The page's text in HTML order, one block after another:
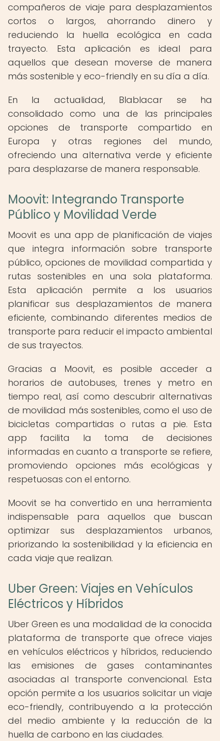
compañeros de viaje para desplazamientos
cortos o largos, ahorrando dinero y
reduciendo la huella ecológica en cada
trayecto. Esta aplicación es ideal para
aquellos que desean moverse de manera
más sostenible y eco-friendly en su día a día.
En la actualidad, Blablacar se ha
consolidado como una de las principales
opciones de transporte compartido en
Europa y otras regiones del mundo,
ofreciendo una alternativa verde y eficiente
para desplazarse de manera responsable.
Moovit: Integrando Transporte
Público y Movilidad Verde
Moovit es una app de planificación de viajes
que integra información sobre transporte
público, opciones de movilidad compartida y
rutas sostenibles en una sola plataforma.
Esta aplicación permite a los usuarios
planificar sus desplazamientos de manera
eficiente, combinando diferentes medios de
transporte para reducir el impacto ambiental
de sus trayectos.
Gracias a Moovit, es posible acceder a
horarios de autobuses, trenes y metro en
tiempo real, así como descubrir alternativas
de movilidad más sostenibles, como el uso de
bicicletas compartidas o rutas a pie. Esta
app facilita la toma de decisiones
informadas en cuanto a transporte se refiere,
promoviendo opciones más ecológicas y
respetuosas con el entorno.
Moovit se ha convertido en una herramienta
indispensable para aquellos que buscan
optimizar sus desplazamientos urbanos,
priorizando la sostenibilidad y la eficiencia en
cada viaje que realizan.
Uber Green: Viajes en Vehículos
Eléctricos y Híbridos
Uber Green es una modalidad de la conocida
plataforma de transporte que ofrece viajes
en vehículos eléctricos y híbridos, reduciendo
las emisiones de gases contaminantes
asociadas al transporte convencional. Esta
opción permite a los usuarios solicitar un viaje
eco-friendly, contribuyendo a la protección
del medio ambiente y la reducción de la
huella de carbono en las ciudades.